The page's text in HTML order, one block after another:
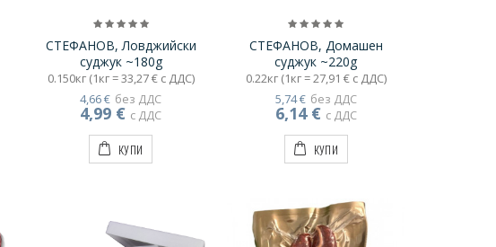
СТЕФАНОВ, Ловджийски
суджук ~180g
0.150кг (1кг = 33,27 € с ДДС)
без ДДС
4,66 €
с ДДС
4,99 €
КУПИ
СТЕФАНОВ, Домашен
суджук ~220g
0.22кг (1кг = 27,91 € с ДДС)
без ДДС
5,74 €
с ДДС
6,14 €
КУПИ